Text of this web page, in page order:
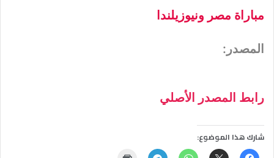
مباراة مصر ونيوزيلندا
المصدر:
رابط المصدر الأصلي
شارك هذا الموضوع: